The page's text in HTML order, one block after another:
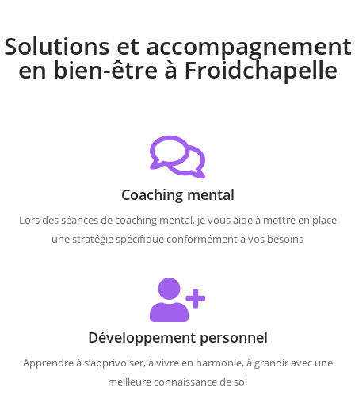
Solutions et accompagnement
en bien-être à Froidchapelle
Coaching mental
Lors des séances de coaching mental, je vous aide à mettre en place
une stratégie spécifique conformément à vos besoins
Développement personnel
Apprendre à s’apprivoiser, à vivre en harmonie, à grandir avec une
meilleure connaissance de soi